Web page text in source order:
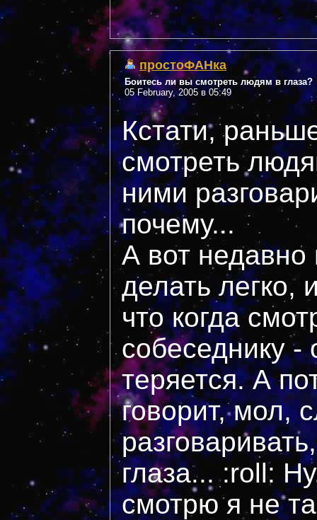
простоФАНка
Боитесь ли вы смотреть людям в глаза?
05 February, 2005 в 05:49
Кстати,
смотреть
ними
почему...
А вот недавно
делать легко,
что когда
собеседнику -
теряется. А
говорит, мол,
глаза... :roll:
смотрю я не